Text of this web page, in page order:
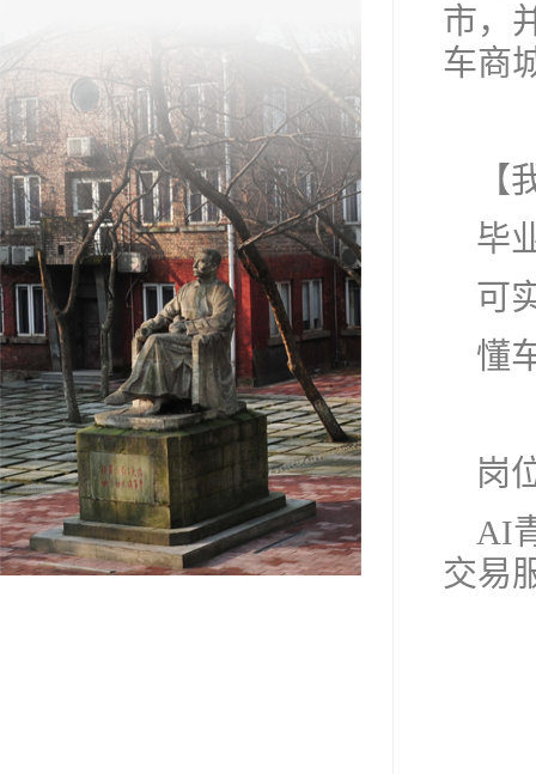
市，
车商
【
毕
可
懂
岗
AI
交易